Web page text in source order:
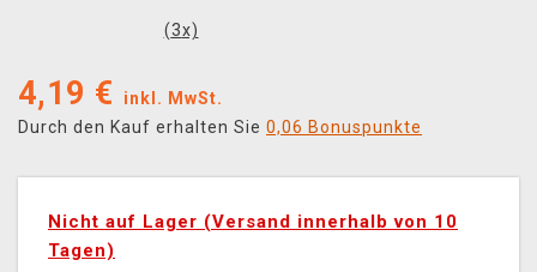
(3x)
4,19 €
inkl. MwSt.
Durch den Kauf erhalten Sie 0,06 Bonuspunkte
Nicht auf Lager (Versand innerhalb von 10
Tagen)